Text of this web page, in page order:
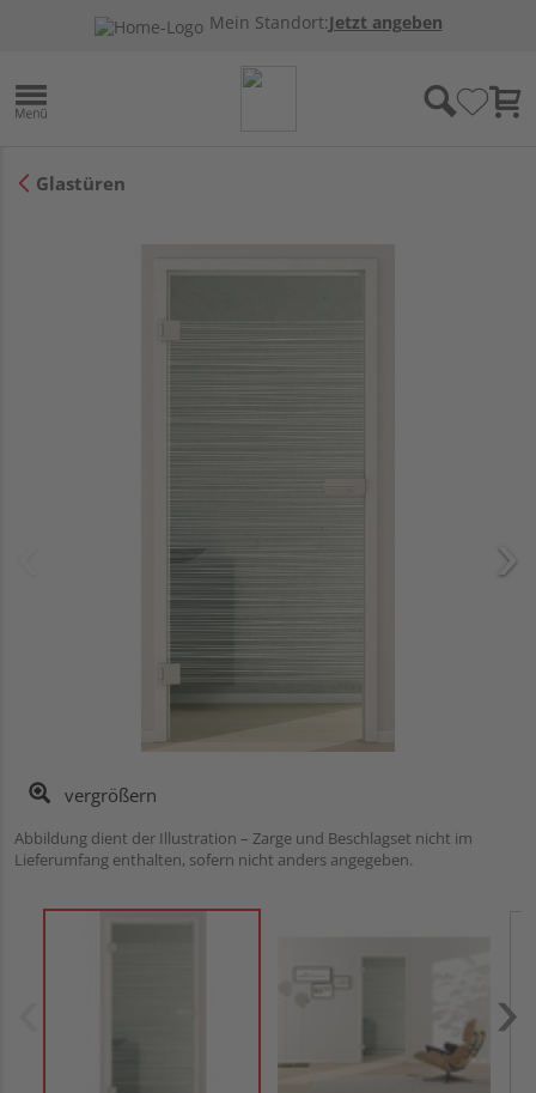
Mein Standort:Jetzt angeben
Glastüren
vergrößern
Abbildung dient der Illustration – Zarge und Beschlagset nicht im
Lieferumfang enthalten, sofern nicht anders angegeben.